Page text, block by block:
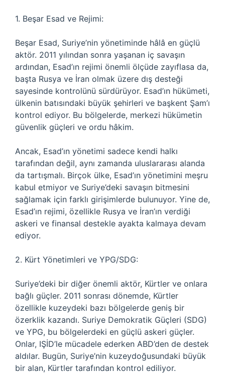
1. Beşar Esad ve Rejimi:
Beşar Esad, Suriye’nin yönetiminde hâlâ en güçlü
aktör. 2011 yılından sonra yaşanan iç savaşın
ardından, Esad’ın rejimi önemli ölçüde zayıflasa da,
başta Rusya ve İran olmak üzere dış desteği
sayesinde kontrolünü sürdürüyor. Esad’ın hükümeti,
ülkenin batısındaki büyük şehirleri ve başkent Şam’ı
kontrol ediyor. Bu bölgelerde, merkezi hükümetin
güvenlik güçleri ve ordu hâkim.
Ancak, Esad’ın yönetimi sadece kendi halkı
tarafından değil, aynı zamanda uluslararası alanda
da tartışmalı. Birçok ülke, Esad’ın yönetimini meşru
kabul etmiyor ve Suriye’deki savaşın bitmesini
sağlamak için farklı girişimlerde bulunuyor. Yine de,
Esad’ın rejimi, özellikle Rusya ve İran’ın verdiği
askeri ve finansal destekle ayakta kalmaya devam
ediyor.
2. Kürt Yönetimleri ve YPG/SDG:
Suriye’deki bir diğer önemli aktör, Kürtler ve onlara
bağlı güçler. 2011 sonrası dönemde, Kürtler
özellikle kuzeydeki bazı bölgelerde geniş bir
özerklik kazandı. Suriye Demokratik Güçleri (SDG)
ve YPG, bu bölgelerdeki en güçlü askeri güçler.
Onlar, IŞİD’le mücadele ederken ABD’den de destek
aldılar. Bugün, Suriye’nin kuzeydoğusundaki büyük
bir alan, Kürtler tarafından kontrol ediliyor.